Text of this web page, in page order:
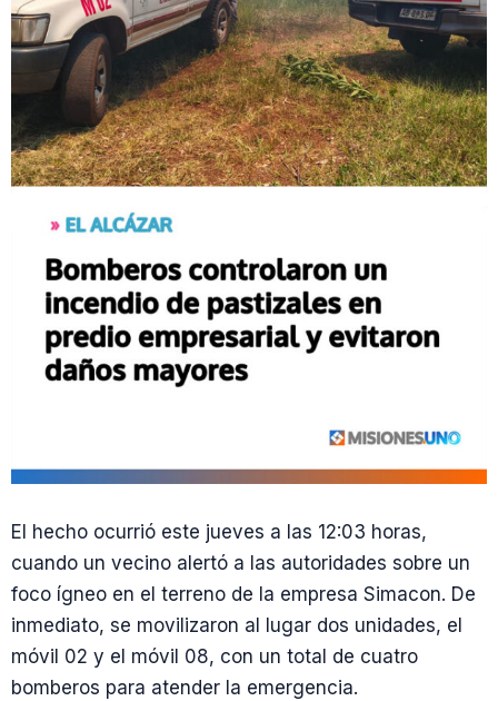
El hecho ocurrió este jueves a las 12:03 horas,
cuando un vecino alertó a las autoridades sobre un
foco ígneo en el terreno de la empresa Simacon. De
inmediato, se movilizaron al lugar dos unidades, el
móvil 02 y el móvil 08, con un total de cuatro
bomberos para atender la emergencia.